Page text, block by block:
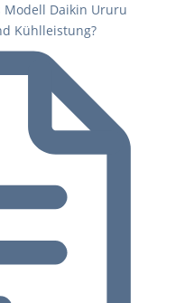
Modell Daikin Ururu
Kühlleistung?